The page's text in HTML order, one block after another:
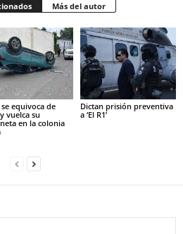
Más del autor
equivoca de
vuelca su
en la colonia
Dictan prisión preventiva
a ‘El R1’